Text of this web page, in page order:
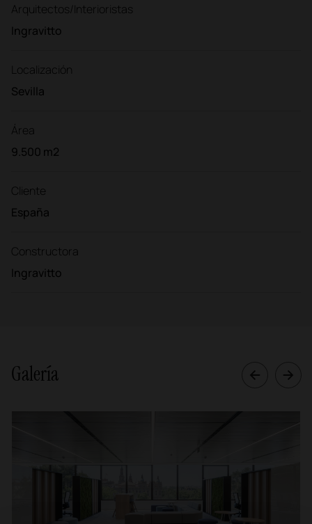
Arquitectos/Interioristas
Ingravitto
Localización
Sevilla
Área
9.500 m2
Cliente
España
Constructora
Ingravitto
Galería